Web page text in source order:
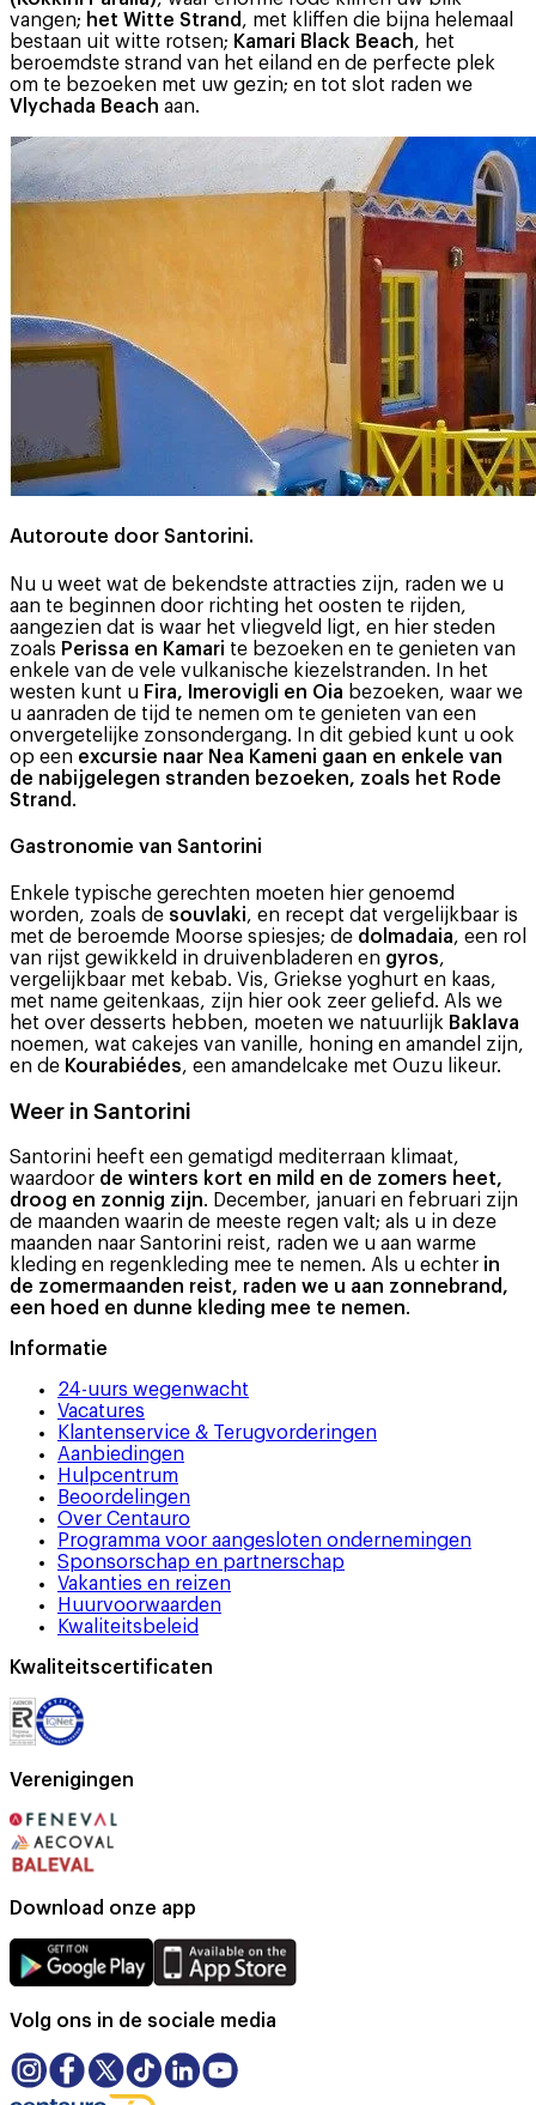
vangen; het Witte Strand , met kliffen die bijna helemaal
bestaan uit witte rotsen; Kamari Black Beach, het
beroemdste strand van het eiland en de perfecte plek
om te bezoeken met uw gezin; en tot slot raden we
Vlychada Beach aan.
Autoroute door Santorini.
Nu u weet wat de bekendste attracties zijn, raden we u
aan te beginnen door richting het oosten te rijden,
aangezien dat is waar het vliegveld ligt, en hier steden
zoals Perissa en Kamari te bezoeken en te genieten van
enkele van de vele vulkanische kiezelstranden. In het
westen kunt u Fira, Imerovigli en Oia bezoeken, waar we
u aanraden de tijd te nemen om te genieten van een
onvergetelijke zonsondergang. In dit gebied kunt u ook
op een excursie naar Nea Kameni gaan en enkele van
de nabijgelegen stranden bezoeken, zoals het Rode
Strand .
Gastronomie van Santorini
Enkele typische gerechten moeten hier genoemd
worden, zoals de souvlaki, en recept dat vergelijkbaar is
met de beroemde Moorse spiesjes; de dolmadaia, een rol
van rijst gewikkeld in druivenbladeren en gyros,
vergelijkbaar met kebab. Vis, Griekse yoghurt en kaas,
met name geitenkaas, zijn hier ook zeer geliefd. Als we
het over desserts hebben, moeten we natuurlijk Baklava
noemen, wat cakejes van vanille, honing en amandel zijn,
en de Kourabiédes, een amandelcake met Ouzu likeur.
Weer in Santorini
Santorini heeft een gematigd mediterraan klimaat,
waardoor de winters kort en mild en de zomers heet,
droog en zonnig zijn. December, januari en februari zijn
de maanden waarin de meeste regen valt; als u in deze
maanden naar Santorini reist, raden we u aan warme
kleding en regenkleding mee te nemen. Als u echter in
de zomermaanden reist, raden we u aan zonnebrand,
een hoed en dunne kleding mee te nemen.
Informatie
24-uurs wegenwacht
Vacatures
Klantenservice & Terugvorderingen
Aanbiedingen
Hulpcentrum
Beoordelingen
Over Centauro
Programma voor aangesloten ondernemingen
Sponsorschap en partnerschap
Vakanties en reizen
Huurvoorwaarden
Kwaliteitsbeleid
Kwaliteitscertificaten
Verenigingen
Download onze app
Volg ons in de sociale media